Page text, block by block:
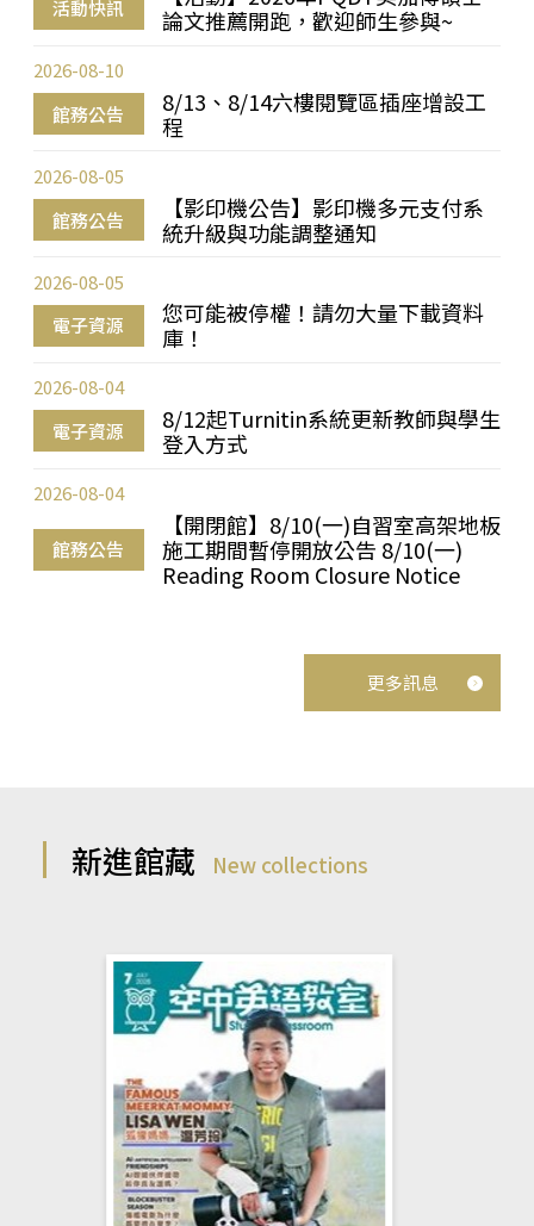
活動快訊
論文推薦開跑，歡迎師生參與~
館務公告
8/13、8/14六樓閱覽區插座增設工
程
2026-08-10
館務公告
【影印機公告】影印機多元支付系
統升級與功能調整通知
2026-08-05
電子資源
您可能被停權！請勿大量下載資料
庫！
2026-08-05
電子資源
8/12起Turnitin系統更新教師與學生
登入方式
2026-08-04
館務公告
【開閉館】8/10(一)自習室高架地板
施工期間暫停開放公告 8/10(一)
Reading Room Closure Notice
2026-08-04
更多訊息
新進館藏 New collections